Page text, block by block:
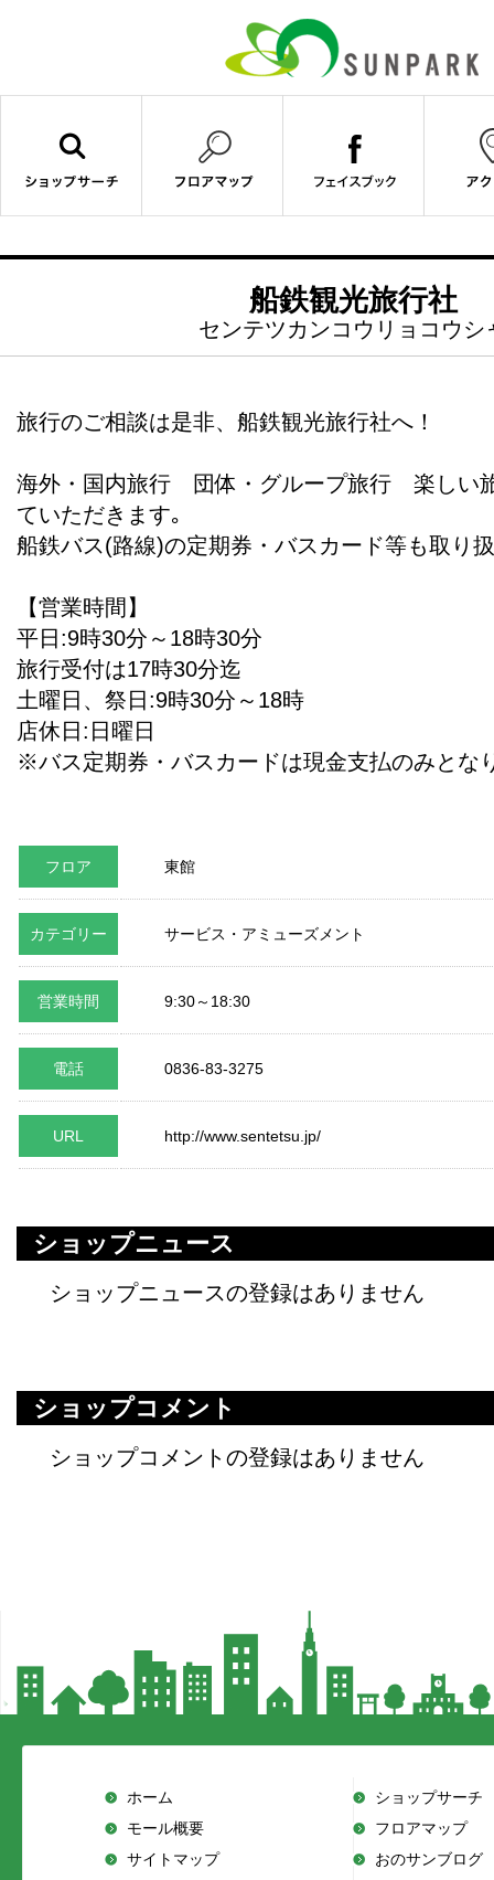
船鉄観光旅行社
センテツカンコウリョコウシ
旅行のご相談は是非、船鉄観光旅行社へ！
海外・国内旅行 団体・グループ旅行 楽しい
ていただきます｡
船鉄バス(路線)の定期券・バスカード等も取り
【営業時間】
平日:9時30分～18時30分
旅行受付は17時30分迄
土曜日、祭日:9時30分～18時
店休日:日曜日
※バス定期券・バスカードは現金支払のみとな
フロア 東館
カテゴリー サービス・アミューズメント
営業時間 9:30～18:30
電話 0836-83-3275
URL http://www.sentetsu.jp/
ショップニュース
ショップニュースの登録はありません
ショップコメント
ショップコメントの登録はありません
ホーム
ショップサーチ
モール概要
フロアマップ
サイトマップ
おのサンブログ